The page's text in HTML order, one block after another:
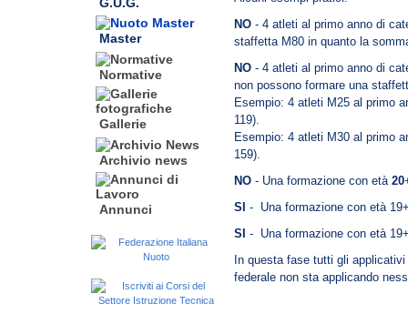
Master
Normative
Gallerie
Archivio news
Annunci
NO - 4 atleti al primo anno di
staffetta M80 in quanto la
NO - 4 atleti al primo anno di
non possono formare una
Esempio: 4 atleti M25 al primo
119).
Esempio: 4 atleti M30 al primo
159).
NO - Una formazione con età 20
SI - Una formazione con età
SI - Una formazione con età
In questa fase tutti gli
federale non sta applicando